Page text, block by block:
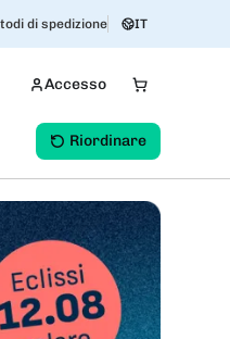
di spedizione IT
Accesso
Riordinare